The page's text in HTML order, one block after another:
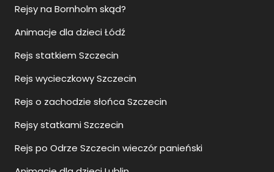
Rejsy na Bornholm skąd?
Animacje dla dzieci Łódź
Rejs statkiem Szczecin
Rejs wycieczkowy Szczecin
Rejs o zachodzie słońca Szczecin
Rejsy statkami Szczecin
Rejs po Odrze Szczecin wieczór panieński